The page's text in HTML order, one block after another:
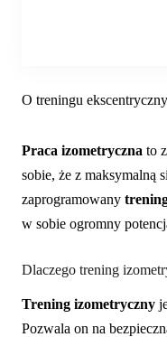
O treningu
Praca izometryczna to
sobie, że z maksymalną
zaprogramowany
w sobie ogromny
Dlaczego trening
Trening izometryczny
Pozwala on na